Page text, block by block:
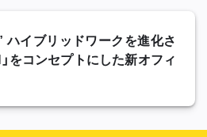
ハイブリッドワークを進化さ
をコンセプトにした新オフィ